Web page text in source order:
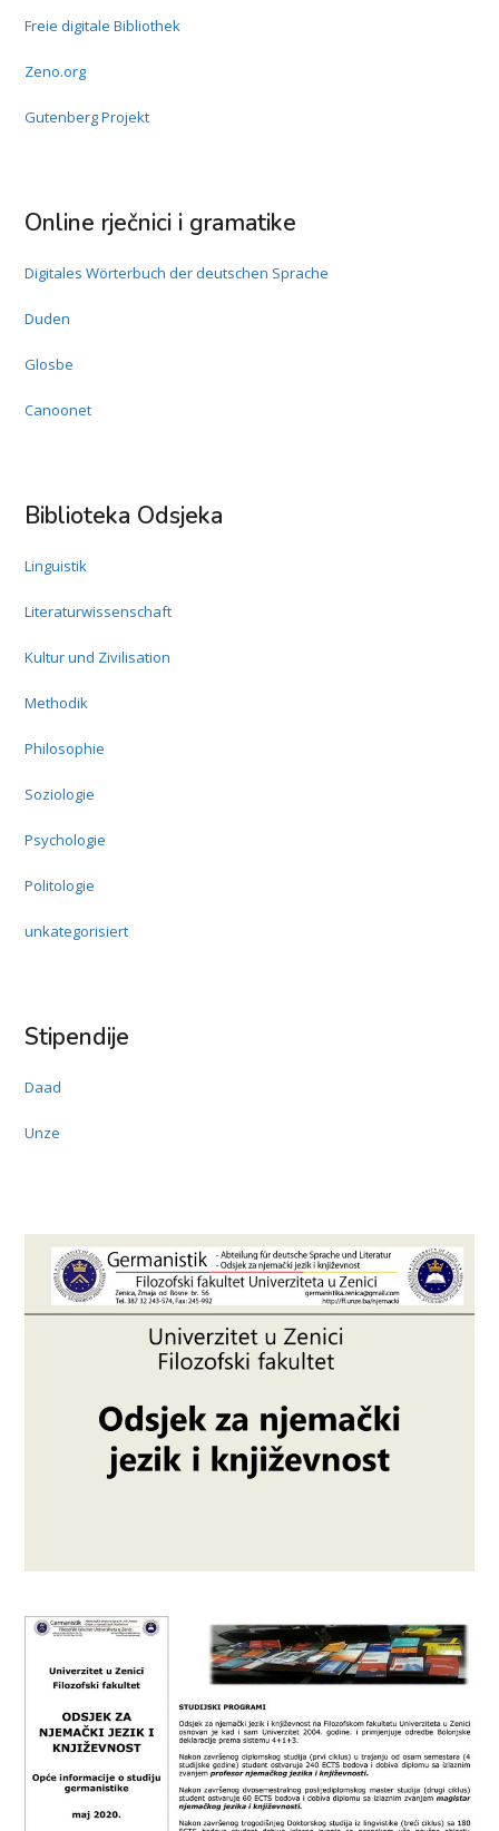
Freie digitale Bibliothek
Zeno.org
Gutenberg Projekt
Online rječnici i gramatike
Digitales Wörterbuch der deutschen Sprache
Duden
Glosbe
Canoonet
Biblioteka Odsjeka
Linguistik
Literaturwissenschaft
Kultur und Zivilisation
Methodik
Philosophie
Soziologie
Psychologie
Politologie
unkategorisiert
Stipendije
Daad
Unze